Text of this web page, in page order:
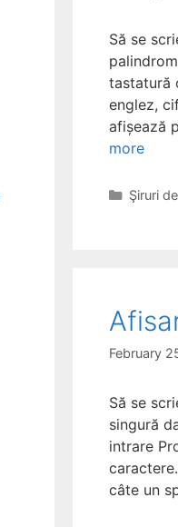
Să se
tastatură
englez,
afișează
more
Şiruri
February
Să se
singură
intrare
câte un